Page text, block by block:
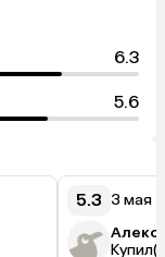
6.3
5.6
5.3 3 мая